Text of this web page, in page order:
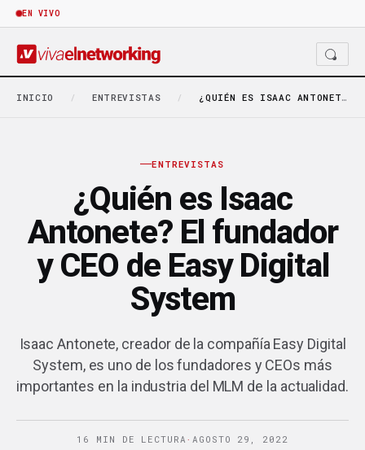
EN VIVO
INICIO / ENTREVISTAS / ¿QUIÉN ES ISAAC ANTONETE? EL FUNDADOR Y CEO…
ENTREVISTAS
¿Quién es Isaac
Antonete? El fundador
y CEO de Easy Digital
System
Isaac Antonete, creador de la compañía Easy Digital
System, es uno de los fundadores y CEOs más
importantes en la industria del MLM de la actualidad.
16 MIN DE LECTURA · AGOSTO 29, 2022